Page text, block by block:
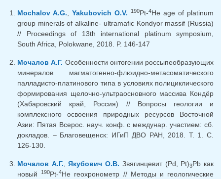
Mochalov A.G. Yakubovich O.V. 190Pt-4He age of platinum
group minerals of alkaline- ultramafic Kondyor massif (Russia)
// Proceedings of 13th international platinum symposium,
South Africa, Polokwane, 2018. P. 146-147
Мочалов А.Г. Особенности онтогении россыпеобразующих
минералов магматогенно-флюидно-метасоматического
палладисто-платинового типа в условиях полициклического
формирования щелочно-ультраосновного массива Кондёр
(Хабаровский край, Россия) // Вопросы геологии и
комплексного освоения природных ресурсов Восточной
Азии: Пятая Всерос. науч. конф. с междунар. участием: сб.
докладов. – Благовещенск: ИГиП ДВО РАН, 2018. Т. 1. С.
126-130.
Мочалов А.Г. ,Якубович О.В. Звягинцевит (Pd, Pt)3Pb как
новый190Pt-4He геохронометр // Методы и геологические